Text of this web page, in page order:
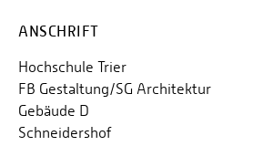
ANSCHRIFT
Hochschule Trier
FB Gestaltung/SG Architektur
Gebäude D
Schneidershof